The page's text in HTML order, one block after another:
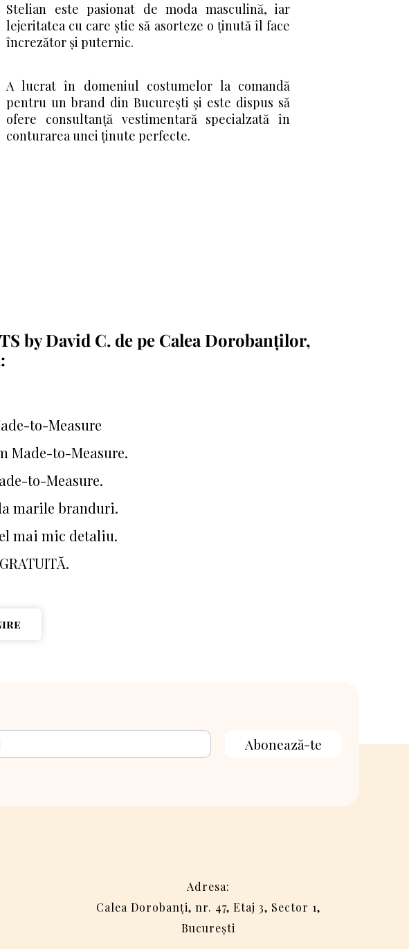
Stelian este pasionat de moda masculină, iar
lejeritatea cu care știe să asorteze o ținută îl face
încrezător și puternic.
A lucrat în domeniul costumelor la comandă
pentru un brand din București și este dispus să
ofere consultanță vestimentară specialzată în
conturarea unei ținute perfecte.
by David C. de pe Calea Dorobanților,
to-Measure
Made-to-Measure.
to-Measure.
marile branduri.
mai mic detaliu.
Abonează-te
Adresa:
Calea Dorobanți, nr. 47, Etaj 3, Sector 1,
București